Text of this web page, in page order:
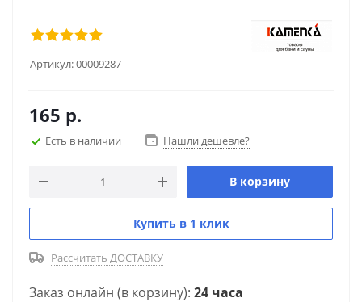
Артикул:00009287
165 р.
Есть в наличии Нашли дешевле?
В корзину
Купить в 1 клик
Рассчитать ДОСТАВКУ
Заказ онлайн (в корзину): 24 часа